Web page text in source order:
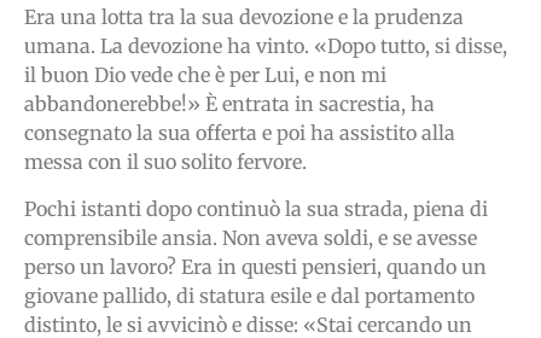
Era una lotta tra la sua devozione e la prudenza
umana. La devozione ha vinto. «Dopo tutto, si disse,
il buon Dio vede che è per Lui, e non mi
abbandonerebbe!» È entrata in sacrestia, ha
consegnato la sua offerta e poi ha assistito alla
messa con il suo solito fervore.
Pochi istanti dopo continuò la sua strada, piena di
comprensibile ansia. Non aveva soldi, e se avesse
perso un lavoro? Era in questi pensieri, quando un
giovane pallido, di statura esile e dal portamento
distinto, le si avvicinò e disse: «Stai cercando un